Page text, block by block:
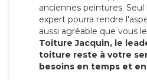
anciennes peintures. Seul
expert pourra rendre
aussi agréable que vous
Toiture Jacquin, le
toiture reste à votre
besoins en temps et